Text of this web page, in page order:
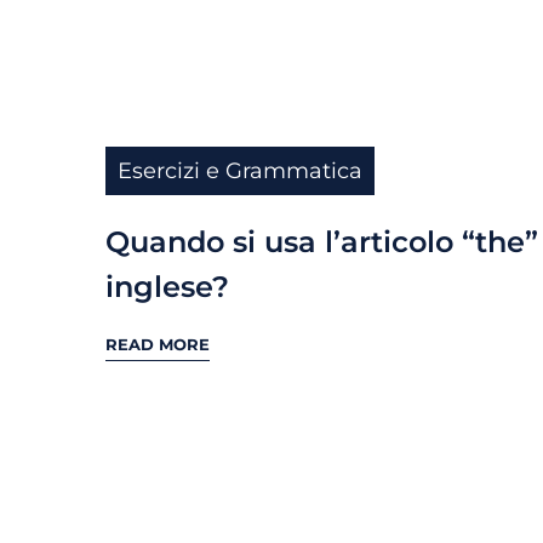
Esercizi e Grammatica
Quando si usa l’articolo
inglese?
READ MORE